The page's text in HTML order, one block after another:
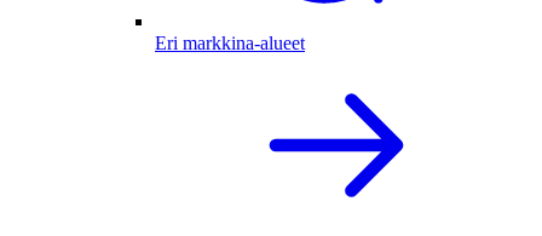
Eri markkina-alueet